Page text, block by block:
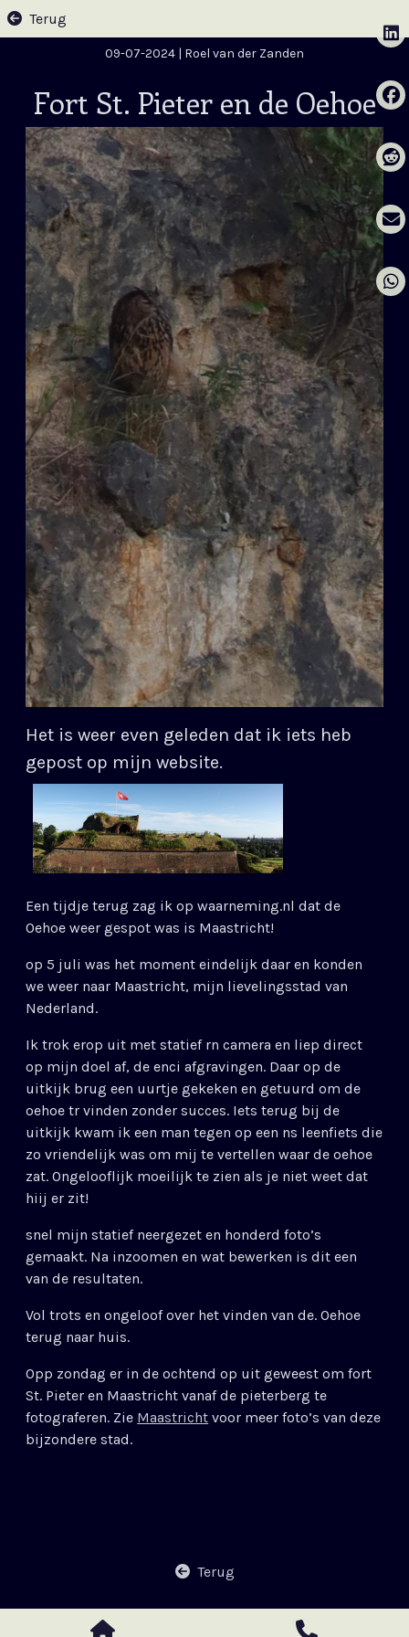
Terug
09-07-2024 | Roel van der Zanden
Fort St. Pieter en de Oehoe
Het is weer even geleden dat ik iets heb
gepost op mijn website.
Een tijdje terug zag ik op waarneming.nl dat de
Oehoe weer gespot was is Maastricht!
op 5 juli was het moment eindelijk daar en konden
we weer naar Maastricht, mijn lievelingsstad van
Nederland.
Ik trok erop uit met statief rn camera en liep direct
op mijn doel af, de enci afgravingen. Daar op de
uitkijk brug een uurtje gekeken en getuurd om de
oehoe tr vinden zonder succes. Iets terug bij de
uitkijk kwam ik een man tegen op een ns leenfiets die
zo vriendelijk was om mij te vertellen waar de oehoe
zat. Ongelooflijk moeilijk te zien als je niet weet dat
hiij er zit!
snel mijn statief neergezet en honderd foto’s
gemaakt. Na inzoomen en wat bewerken is dit een
van de resultaten.
Vol trots en ongeloof over het vinden van de. Oehoe
terug naar huis.
Opp zondag er in de ochtend op uit geweest om fort
St. Pieter en Maastricht vanaf de pieterberg te
fotograferen. Zie Maastricht voor meer foto’s van deze
bijzondere stad.
Terug